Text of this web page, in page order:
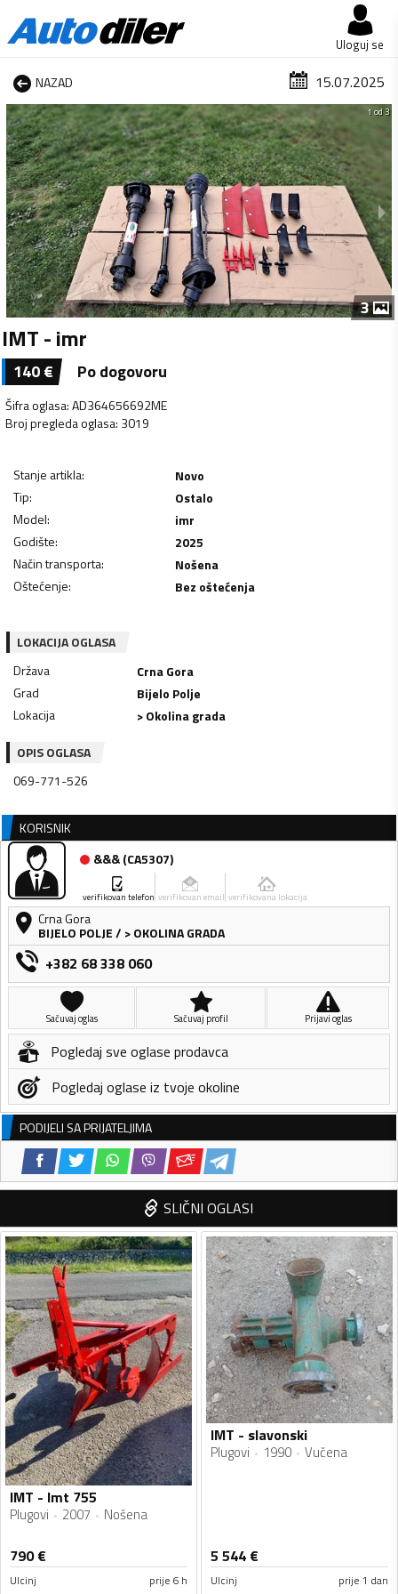
Uloguj se
NAZAD 15.07.2025
1 od 3
3
IMT - imr
140€ Po dogovoru
Šifra oglasa:AD364656692ME
Broj pregleda oglasa: 3019
Stanje artikla:
Novo
Tip:
Ostalo
Model:
imr
Godište:
2025
Način transporta:
Nošena
Oštećenje: Bez oštećenja
LOKACIJA OGLASA
Država
Crna Gora
Grad
Bijelo Polje
Lokacija
> Okolina grada
OPIS OGLASA
069-771-526
KORISNIK
&&&(CA5307)
verifikovan telefon verifikovan email verifikovana lokacija
Crna Gora
BIJELO POLJE/ > OKOLINA GRADA
+382 68 338 060
Sačuvaj oglas Sačuvaj profil Prijavi oglas
Pogledaj sve oglase prodavca
Pogledaj oglase iz tvoje okoline
PODIJELI SA PRIJATELJIMA
SLIČNI OGLASI
IMT - Imt 755
Plugovi 2007 Nošena
790€
Ulcinj prije 6 h
IMT - slavonski
Plugovi 1990 Vučena
5 544 €
Ulcinj prije 1 dan